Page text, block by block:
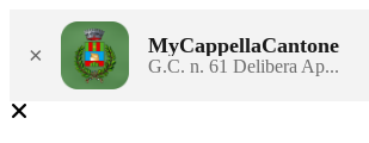
× MyCappellaCantone
G.C. n. 61 Delibera Ap...